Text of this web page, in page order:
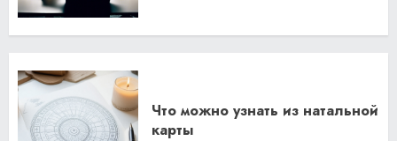
Что можно узнать из натальной
карты